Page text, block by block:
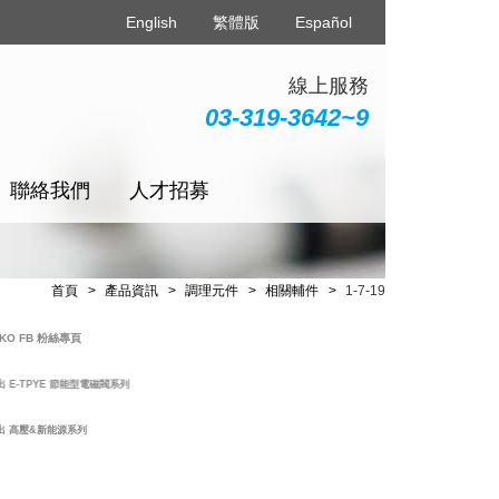
English 繁體版 Español
線上服務
03-319-3642~9
聯絡我們 人才招募
首頁 產品資訊 調理元件 相關輔件 1-7-19
粉絲專頁
節能型電磁閥系列
新能源系列